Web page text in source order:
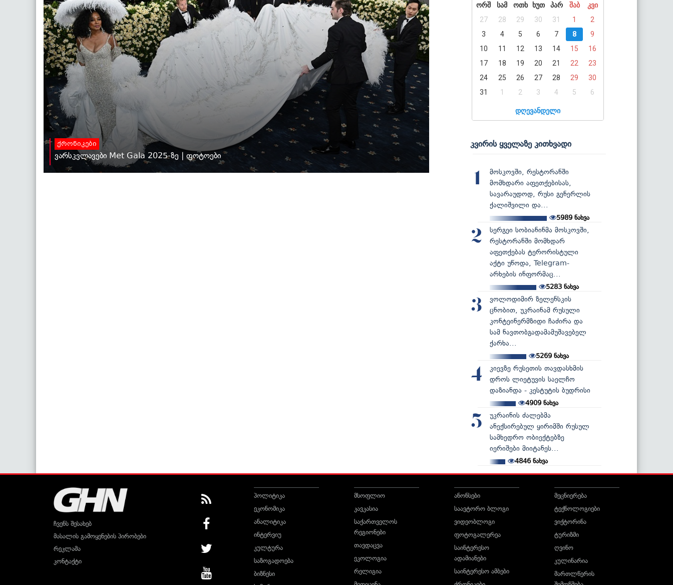
ქრონიკები
ვარსკვლავები Met Gala 2025-ზე | ფოტოები
ორშ
სამ ოთხ ხუთ პარ შაბ
კვი
27
28 29 30 31 1
2
3
4 5 6 7 8
9
10
11 12 13 14 15
16
17
18 19 20 21 22
23
24
25 26 27 28 29
30
31
1 2 3 4 5 6
დღევანდელი
კვირის ყველაზე კითხვადი
1
მოსკოვში, რესტორანში
მომხდარი აფეთქებისას,
სავარაუდოდ, რუსი გენერლის
ქალიშვილი და...
5989 ნახვა
2
სერგეი სობიანინმა მოსკოვში,
რესტორანში მომხდარ
აფეთქებას ტერორისტული
აქტი უწოდა, Telegram-
არხების ინფორმაც...
5283 ნახვა
3
ვოლოდიმირ ზელენსკის
ცნობით, უკრაინამ რუსული
კონტეინერმზიდი ჩაძირა და
სამ ნავთობგადამამუშავებელ
ქარხა...
5269ნახვა
4
კიევზე რუსეთის თავდასხმის
დროს ლიეტუვის საელჩო
დაზიანდა - კესტუტის ბუდრისი
4909ნახვა
5
უკრაინის ძალებმა
ანექსირებულ ყირიმში რუსულ
სამხედრო ობიექტებზე
იერიშები მიიტანეს...
4846ნახვა
ჩვენს შესახებ
მასალის გამოყენების პირობები
რეკლამა
კონტაქტი
პოლიტიკა
ეკონომიკა
ანალიტიკა
ინტერვიუ
კულტურა
საზოგადოება
ბიზნესი
მსოფლიო
კავკასია
საქართველოს
რეგიონები
თავდაცვა
ეკოლოგია
რელიგია
ანონსები
საავტორო ბლოგი
ვიდეობლოგი
ფოტოგალერეა
საინტერესო
ადამიანები
საინტერესო ამბები
მეცნიერება
ტექნოლოგიები
ვიქტორინა
ტურიზმი
ღვინო
კულინარია
მართლწერის